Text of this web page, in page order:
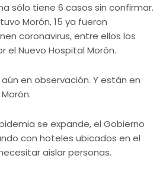
sólo tiene 6 casos sin confirmar.
Morón, 15 ya fueron
coronavirus, entre ellos los
el Nuevo Hospital Morón.
en observación. Y están en
se expande, el Gobierno
con hoteles ubicados en el
aislar personas.